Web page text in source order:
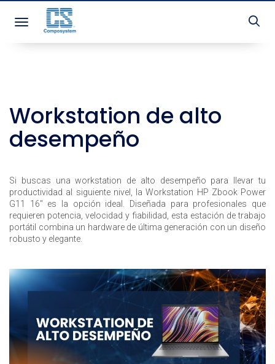
Toggle navigation
Workstation de alto
desempeño
Si buscas una workstation de alto desempeño para llevar tu
productividad al siguiente nivel, la Workstation HP Zbook Power
G11 16" es la opción ideal. Diseñada para profesionales que
requieren potencia, velocidad y fiabilidad, esta estación de trabajo
portátil combina un hardware de última generación con un diseño
robusto y elegante.